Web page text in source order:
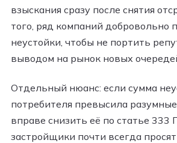
взыскания сразу после снятия
того, ряд компаний добровольно
неустойки, чтобы не портить
выводом на рынок новых
Отдельный нюанс: если сумма
потребителя превысила
вправе снизить её по статье
застройщики почти всегда просят